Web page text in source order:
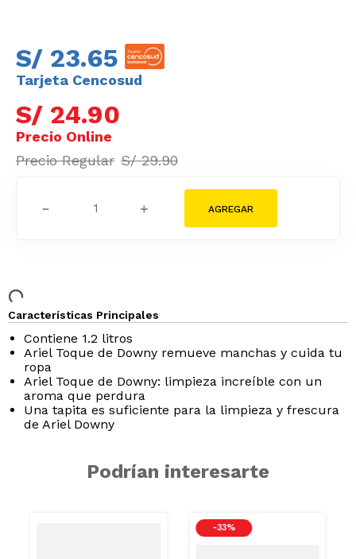
Tarjeta Cencosud
S/ 23.65
S/ 24.90
S/ 29.90
＋
－
Características Principales
Contiene 1.2 litros
Ariel Toque de Downy remueve manchas y cuida tu
ropa
Ariel Toque de Downy: limpieza increíble con un
aroma que perdura
Una tapita es suficiente para la limpieza y frescura
de Ariel Downy
Podrían interesarte
-33 %